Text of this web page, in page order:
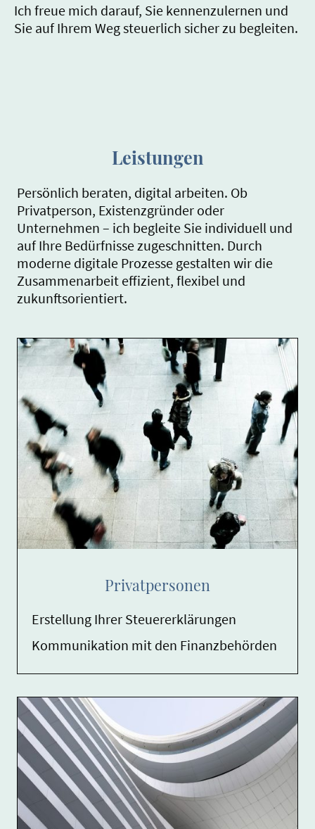
Ich freue mich darauf, Sie kennenzulernen und
Sie auf Ihrem Weg steuerlich sicher zu begleiten.
Leistungen
Persönlich beraten, digital arbeiten. Ob
Privatperson, Existenzgründer oder
Unternehmen – ich begleite Sie individuell und
auf Ihre Bedürfnisse zugeschnitten. Durch
moderne digitale Prozesse gestalten wir die
Zusammenarbeit effizient, flexibel und
zukunftsorientiert.
Privatpersonen
Erstellung Ihrer Steuererklärungen
Kommunikation mit den Finanzbehörden